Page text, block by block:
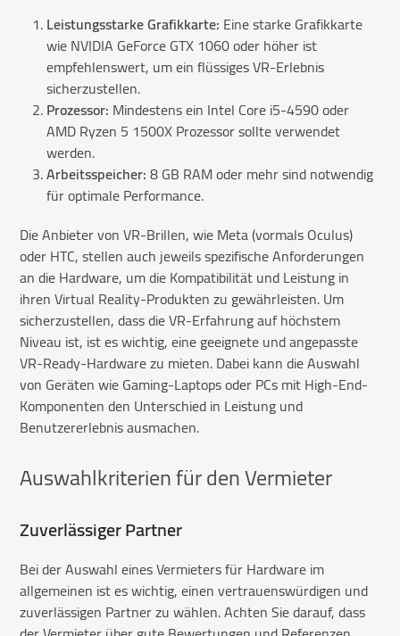
Leistungsstarke Grafikkarte: Eine starke Grafikkarte
wie NVIDIA GeForce GTX 1060 oder höher ist
empfehlenswert, um ein flüssiges VR-Erlebnis
sicherzustellen.
Prozessor: Mindestens ein Intel Core i5-4590 oder
AMD Ryzen 5 1500X Prozessor sollte verwendet
werden.
Arbeitsspeicher:8 GB RAM oder mehr sind notwendig
für optimale Performance.
Die Anbieter von VR-Brillen, wie Meta (vormals Oculus)
oder HTC, stellen auch jeweils spezifische Anforderungen
an die Hardware, um die Kompatibilität und Leistung in
ihren Virtual Reality-Produkten zu gewährleisten. Um
sicherzustellen, dass die VR-Erfahrung auf höchstem
Niveau ist, ist es wichtig, eine geeignete und angepasste
VR-Ready-Hardware zu mieten. Dabei kann die Auswahl
von Geräten wie Gaming-Laptops oder PCs mit High-End-
Komponenten den Unterschied in Leistung und
Benutzererlebnis ausmachen.
Auswahlkriterien für den Vermieter
Zuverlässiger Partner
Bei der Auswahl eines Vermieters für Hardware im
allgemeinen ist es wichtig, einen vertrauenswürdigen und
zuverlässigen Partner zu wählen. Achten Sie darauf, dass